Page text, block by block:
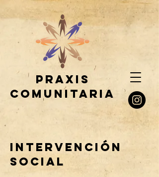
praxis
comunitaria
INTERVENCIÓN
SOCIAL